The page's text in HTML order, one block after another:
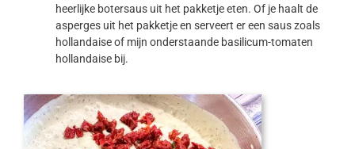
heerlijke botersaus uit het pakketje eten. Of je haalt de
asperges uit het pakketje en serveert er een saus zoals
hollandaise of mijn onderstaande basilicum-tomaten
hollandaise bij.